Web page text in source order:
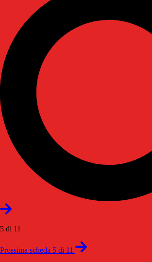
5 di 11
Prossima scheda 5 di 11